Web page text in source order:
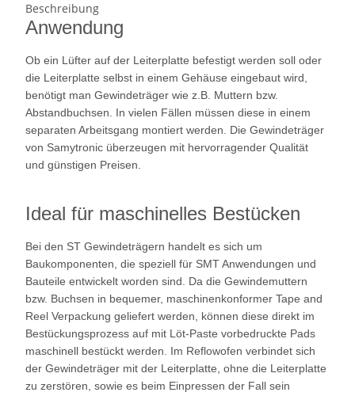
Beschreibung
Anwendung
Ob ein Lüfter auf der Leiterplatte befestigt werden soll oder
die Leiterplatte selbst in einem Gehäuse eingebaut wird,
benötigt man Gewindeträger wie z.B. Muttern bzw.
Abstandbuchsen. In vielen Fällen müssen diese in einem
separaten Arbeitsgang montiert werden. Die Gewindeträger
von Samytronic überzeugen mit hervorragender Qualität
und günstigen Preisen.
Ideal für maschinelles Bestücken
Bei den ST Gewindeträgern handelt es sich um
Baukomponenten, die speziell für SMT Anwendungen und
Bauteile entwickelt worden sind. Da die Gewindemuttern
bzw. Buchsen in bequemer, maschinenkonformer Tape and
Reel Verpackung geliefert werden, können diese direkt im
Bestückungsprozess auf mit Löt-Paste vorbedruckte Pads
maschinell bestückt werden. Im Reflowofen verbindet sich
der Gewindeträger mit der Leiterplatte, ohne die Leiterplatte
zu zerstören, sowie es beim Einpressen der Fall sein